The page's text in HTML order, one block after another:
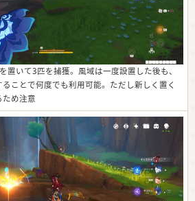
置いて3匹を捕獲。風域は一度設置した後も、
ことで何度でも利用可能。ただし新しく置く
ため注意